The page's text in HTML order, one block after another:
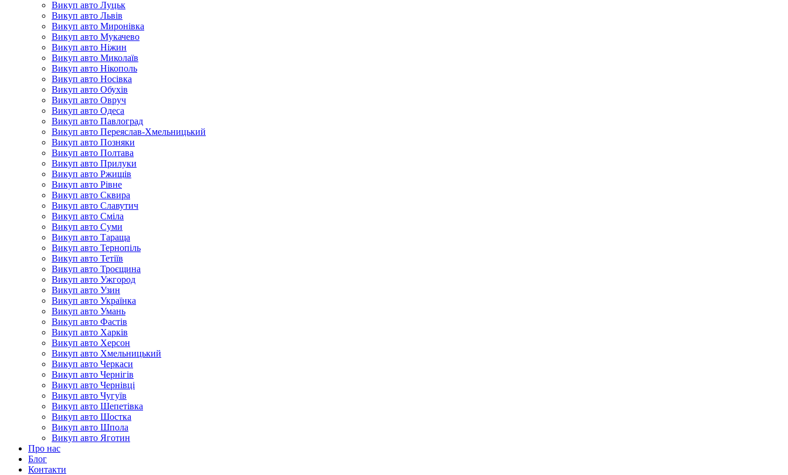
Викуп авто Луцьк
Викуп авто Львів
Викуп авто Миронівка
Викуп авто Мукачево
Викуп авто Ніжин
Викуп авто Миколаїв
Викуп авто Нікополь
Викуп авто Носівка
Викуп авто Обухів
Викуп авто Овруч
Викуп авто Одеса
Викуп авто Павлоград
Викуп авто Переяслав-Хмельницький
Викуп авто Позняки
Викуп авто Полтава
Викуп авто Прилуки
Викуп авто Ржищів
Викуп авто Рівне
Викуп авто Сквира
Викуп авто Славутич
Викуп авто Сміла
Викуп авто Суми
Викуп авто Тараща
Викуп авто Тернопіль
Викуп авто Тетіїв
Викуп авто Троєщина
Викуп авто Ужгород
Викуп авто Узин
Викуп авто Українка
Викуп авто Умань
Викуп авто Фастів
Викуп авто Харків
Викуп авто Херсон
Викуп авто Хмельницький
Викуп авто Черкаси
Викуп авто Чернігів
Викуп авто Чернівці
Викуп авто Чугуїв
Викуп авто Шепетівка
Викуп авто Шостка
Викуп авто Шпола
Викуп авто Яготин
Про нас
Блог
Контакти